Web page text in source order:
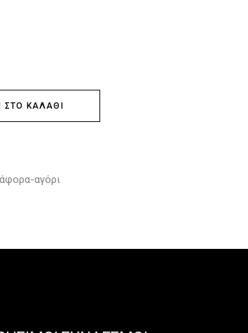
ΣΤΟ ΚΑΛΆΘΙ
αγόρι